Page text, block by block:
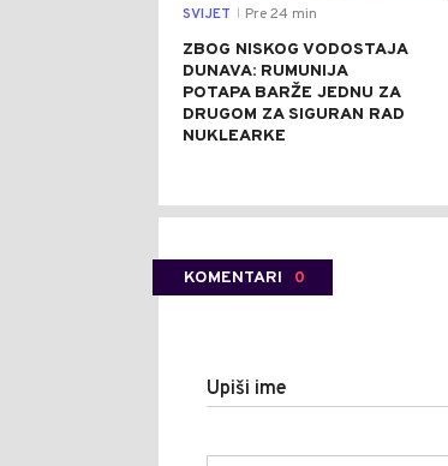
SVIJET Pre 24 min
ZBOG NISKOG VODOSTAJA
DUNAVA: RUMUNIJA
POTAPA BARŽE JEDNU ZA
DRUGOM ZA SIGURAN RAD
NUKLEARKE
KOMENTARI 0
Upiši ime